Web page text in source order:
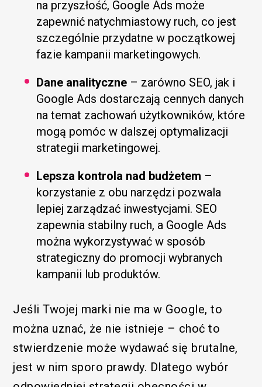
na przyszłość, Google Ads może
zapewnić natychmiastowy ruch, co jest
szczególnie przydatne w początkowej
fazie kampanii marketingowych.
Dane analityczne – zarówno SEO, jak i
Google Ads dostarczają cennych danych
na temat zachowań użytkowników, które
mogą pomóc w dalszej optymalizacji
strategii marketingowej.
Lepsza kontrola nad budżetem –
korzystanie z obu narzędzi pozwala
lepiej zarządzać inwestycjami. SEO
zapewnia stabilny ruch, a Google Ads
można wykorzystywać w sposób
strategiczny do promocji wybranych
kampanii lub produktów.
Jeśli Twojej marki nie ma w Google, to
można uznać, że nie istnieje – choć to
stwierdzenie może wydawać się brutalne,
jest w nim sporo prawdy. Dlatego wybór